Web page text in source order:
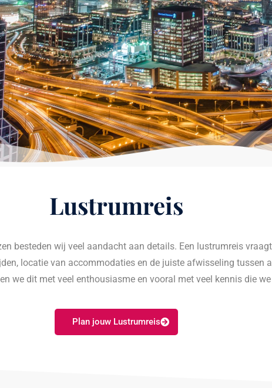
Lustrumreis
besteden wij veel aandacht aan details. Een lustrumreis
locatie van accommodaties en de juiste afwisseling tussen
we dit met veel enthousiasme en vooral met veel kennis die
Plan jouw Lustrumreis